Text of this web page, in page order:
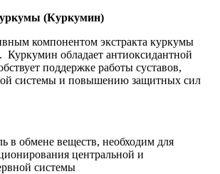
(Куркумин)
компонентом экстракта куркумы
Куркумин обладает антиоксидантной
поддержке работы суставов,
системы и повышению защитных сил
в обмене веществ, необходим для
центральной и
системы